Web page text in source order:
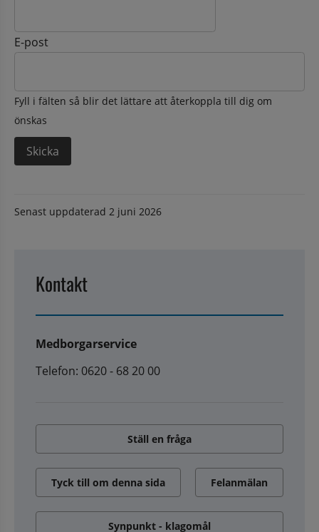
E-post
Fyll i fälten så blir det lättare att återkoppla till dig om
önskas
Senast uppdaterad 2 juni 2026
Kontakt
Medborgarservice
Telefon: 0620 - 68 20 00
Ställ en fråga
Tyck till om denna sida Felanmälan
Synpunkt - klagomål